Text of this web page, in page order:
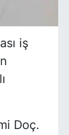
iş
Doç.